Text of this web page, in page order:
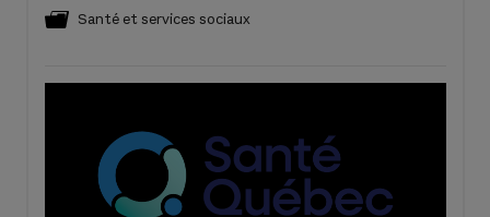
Santé et services sociaux